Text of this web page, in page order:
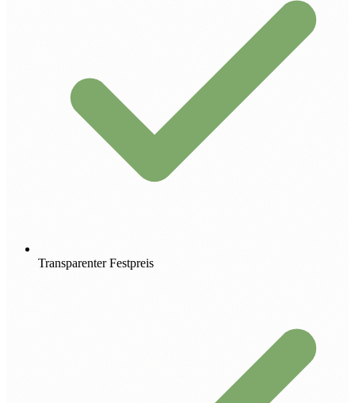
Transparenter Festpreis